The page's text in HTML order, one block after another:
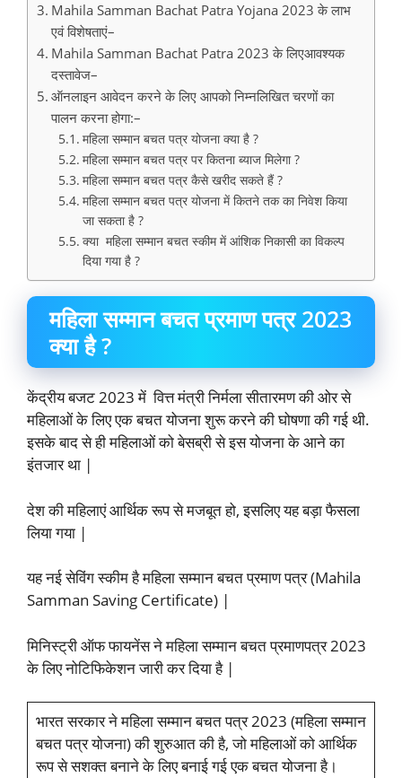
Mahila Samman Bachat Patra Yojana 2023 के लाभ
एवं विशेषताएं–
Mahila Samman Bachat Patra 2023 के लिएआवश्यक
दस्तावेज–
ऑनलाइन आवेदन करने के लिए आपको निम्नलिखित चरणों का
पालन करना होगा:–
महिला सम्मान बचत पत्र योजना क्या है ?
महिला सम्मान बचत पत्र पर कितना ब्याज मिलेगा ?
महिला सम्मान बचत पत्र कैसे खरीद सकते हैं ?
महिला सम्मान बचत पत्र योजना में कितने तक का निवेश किया
जा सकता है ?
क्या महिला सम्मान बचत स्कीम में आंशिक निकासी का विकल्प
दिया गया है ?
महिला सम्मान बचत प्रमाण पत्र 2023
क्या है ?
केंद्रीय बजट 2023 में वित्त मंत्री निर्मला सीतारमण की ओर से
महिलाओं के लिए एक बचत योजना शुरू करने की घोषणा की गई थी.
इसके बाद से ही महिलाओं को बेसब्री से इस योजना के आने का
इंतजार था |
देश की महिलाएं आर्थिक रूप से मजबूत हो, इसलिए यह बड़ा फैसला
लिया गया |
यह नई सेविंग स्कीम है महिला सम्मान बचत प्रमाण पत्र (Mahila
Samman Saving Certificate) |
मिनिस्ट्री ऑफ फायनेंस ने महिला सम्मान बचत प्रमाणपत्र 2023
के लिए नोटिफिकेशन जारी कर दिया है |
भारत सरकार ने महिला सम्मान बचत पत्र 2023 (महिला सम्मान
बचत पत्र योजना) की शुरुआत की है, जो महिलाओं को आर्थिक
रूप से सशक्त बनाने के लिए बनाई गई एक बचत योजना है।